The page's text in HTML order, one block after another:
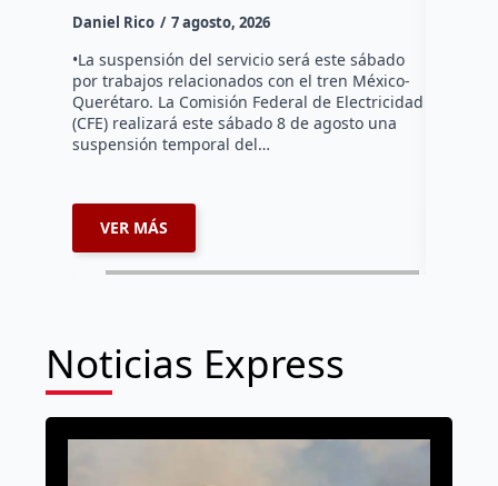
Daniel Rico 7 agosto, 2026
•La suspensión del servicio será este sábado
por trabajos relacionados con el tren México-
Querétaro. La Comisión Federal de Electricidad
(CFE) realizará este sábado 8 de agosto una
suspensión temporal del…
VER MÁS
Noticias Express